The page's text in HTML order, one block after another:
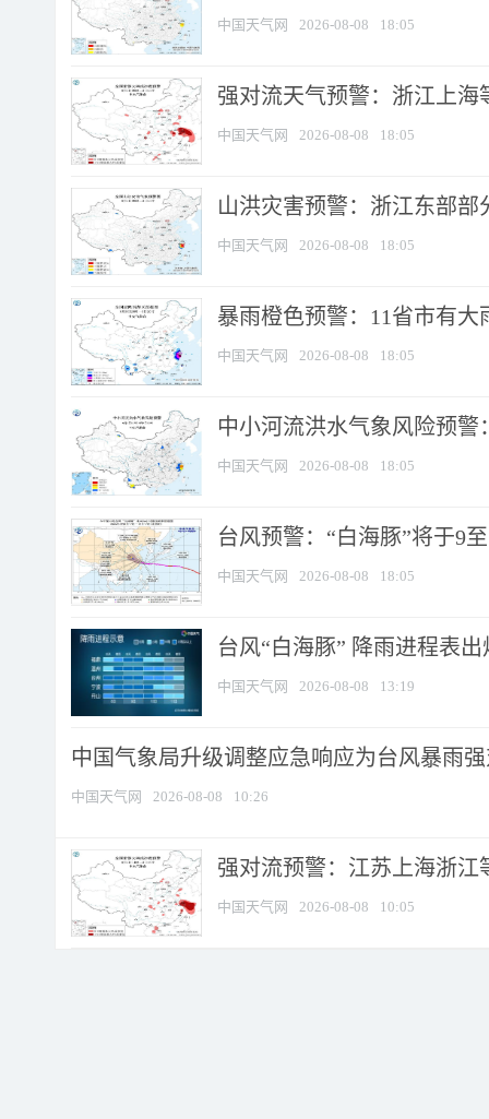
中国天气网 2026-08-08 18:05
强对流天气预警：浙江上海
中国天气网 2026-08-08 18:05
山洪灾害预警：浙江东部
中国天气网 2026-08-08 18:05
暴雨橙色预警：11省市有
中国天气网 2026-08-08 18:05
中小河流洪水气象风险预
中国天气网 2026-08-08 18:05
台风预警：“白海豚”将于9
中国天气网 2026-08-08 18:05
台风“白海豚” 降雨进程表
中国天气网 2026-08-08 13:19
中国气象局升级调整应急响应为台风暴雨
中国天气网 2026-08-08 10:26
强对流预警：江苏上海浙江
中国天气网 2026-08-08 10:05